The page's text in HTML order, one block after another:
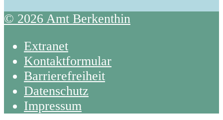
© 2026 Amt Berkenthin
Extranet
Kontaktformular
Barrierefreiheit
Datenschutz
Impressum